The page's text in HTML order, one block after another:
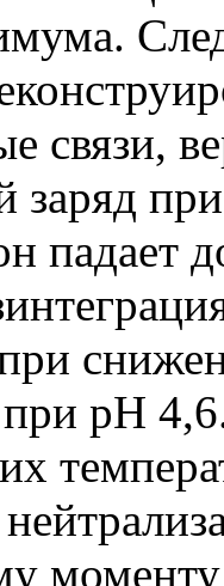
связи,
заряд
падает
при
pH